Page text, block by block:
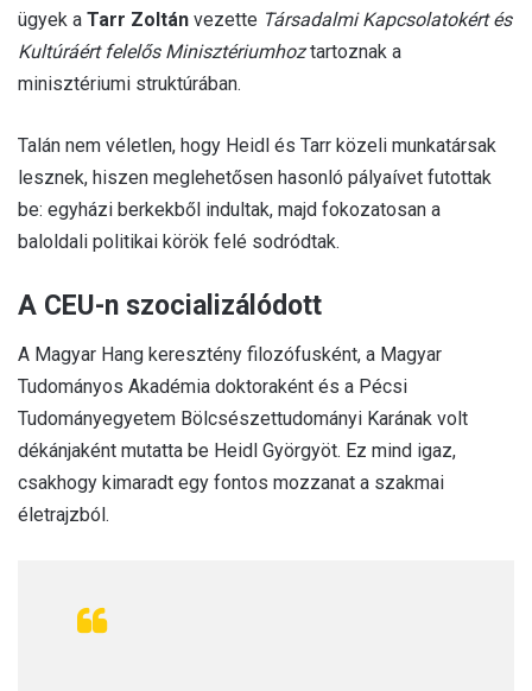
ügyek a Tarr Zoltán vezette Társadalmi Kapcsolatokért és
Kultúráért felelős Minisztériumhoztartoznak a
minisztériumi struktúrában.
Talán nem véletlen, hogy Heidl és Tarr közeli munkatársak
lesznek, hiszen meglehetősen hasonló pályaívet futottak
be: egyházi berkekből indultak, majd fokozatosan a
baloldali politikai körök felé sodródtak.
A CEU-n szocializálódott
A Magyar Hang keresztény filozófusként, a Magyar
Tudományos Akadémia doktoraként és a Pécsi
Tudományegyetem Bölcsészettudományi Karának volt
dékánjaként mutatta be Heidl Györgyöt. Ez mind igaz,
csakhogy kimaradt egy fontos mozzanat a szakmai
életrajzból.